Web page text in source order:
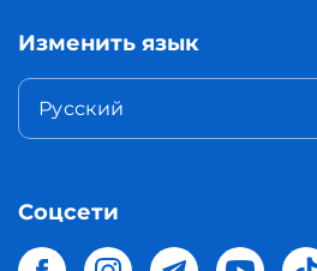
Изменить язык
Русский
Соцсети